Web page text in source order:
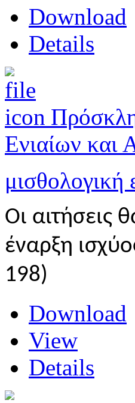
Download
Details
Ενιαίων και
μισθολογική
Οι αιτήσεις
έναρξη
198)
Download
View
Details